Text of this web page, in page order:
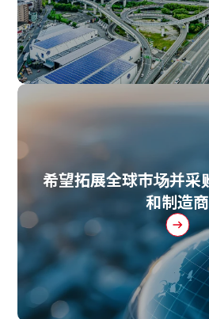
希望拓展全球市场并采
和制造商